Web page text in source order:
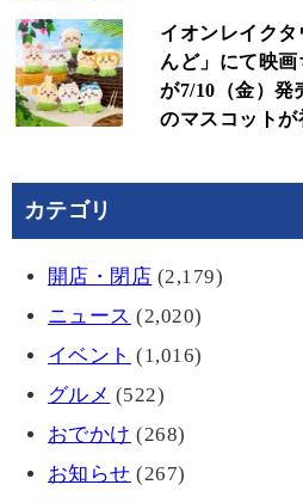
イオンレイク
んど」にて映
が7/10（金）発
のマスコットが
カテゴリ
開店・閉店 (2,179)
ニュース (2,020)
イベント (1,016)
グルメ (522)
おでかけ (268)
お知らせ (267)